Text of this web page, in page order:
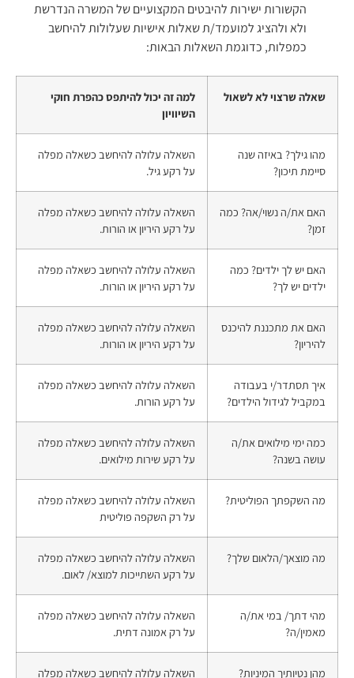
הקשורות ישירות להיבטים המקצועיים של המשרה הנדרשת
ולא ולהציג למועמד/ת שאלות אישיות שעלולות להיחשב
כמפלות, כדוגמת השאלות הבאות:
שאלה שרצוי לא לשאול
למה זה יכול להיתפס כהפרת חוקי
השיוויון
מהו גילך? באיזה שנה
סיימת תיכון?
השאלה עלולה להיחשב כשאלה מפלה
על רקע גיל.
האם את/ה נשוי/אה? כמה
זמן?
השאלה עלולה להיחשב כשאלה מפלה
על רקע היריון או הורות.
האם יש לך ילדים? כמה
ילדים יש לך?
השאלה עלולה להיחשב כשאלה מפלה
על רקע היריון או הורות.
האם את מתכננת להיכנס
להיריון?
השאלה עלולה להיחשב כשאלה מפלה
על רקע היריון או הורות.
איך תסתדר/י בעבודה
במקביל לגידול הילדים?
השאלה עלולה להיחשב כשאלה מפלה
על רקע הורות.
כמה ימי מילואים את/ה
עושה בשנה?
השאלה עלולה להיחשב כשאלה מפלה
על רקע שירות מילואים.
מה השקפתך הפוליטית?
השאלה עלולה להיחשב כשאלה מפלה
על רק השקפה פוליטית
מה מוצאך/הלאום שלך?
השאלה עלולה להיחשב כשאלה מפלה
על רקע השתייכות למוצא/ לאום.
מהי דתך/ במי את/ה
מאמין/ה?
השאלה עלולה להיחשב כשאלה מפלה
על רק אמונה דתית.
מהן נטיותיך המיניות? השאלה עלולה להיחשב כשאלה מפלה